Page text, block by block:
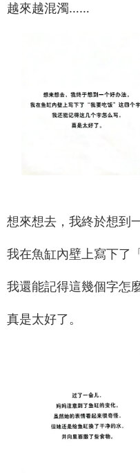
越來越混濁……
想來想去，我終於想到
我在魚缸內壁上寫下了
我還能記得這幾個字怎
真是太好了。